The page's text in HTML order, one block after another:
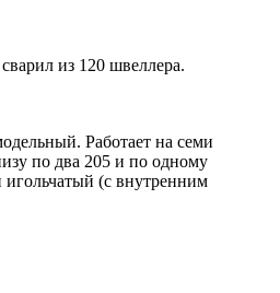
из 120 швеллера.
Работает на семи
по два 205 и по одному
(с внутренним